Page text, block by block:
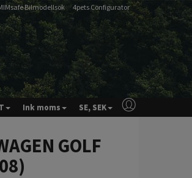
Bilmodellsök- 4pets Configurator
Ink moms SE, SEK
GOLF